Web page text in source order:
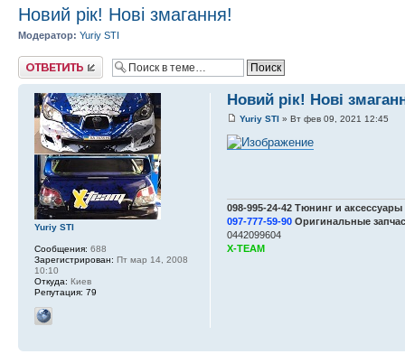
Новий рік! Нові змагання!
Модератор: Yuriy STI
Ответить
Новий рік! Нові
Yuriy STI» Вт фев 09, 2021 12:45
098-995-24-42 Тюнинг и аксессуары
097-777-59-90Оригинальные
0442099604
X-TEAM
Yuriy STI
Сообщения: 688
Зарегистрирован: Пт мар 14, 2008
10:10
Откуда: Киев
Репутация: 79